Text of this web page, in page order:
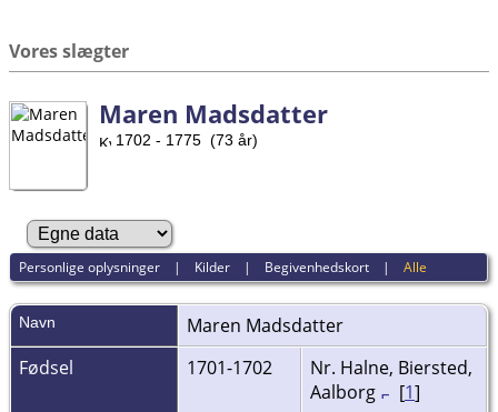
Vores slægter
Maren Madsdatter
1702 - 1775 (73 år)
Personlige oplysninger | Kilder | Begivenhedskort |Alle
Navn Maren Madsdatter
Fødsel
1701-1702
Nr. Halne, Biersted,
Aalborg
[1]